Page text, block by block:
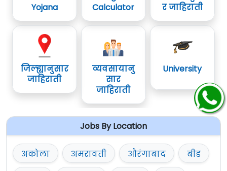
Yojana
Calculator
र जाहिराती
जिल्ह्यानुसार
जाहिराती
व्यवसायानु
सार
जाहिराती
University
Jobs By Location
अकोला अमरावती औरंगाबाद
बीड